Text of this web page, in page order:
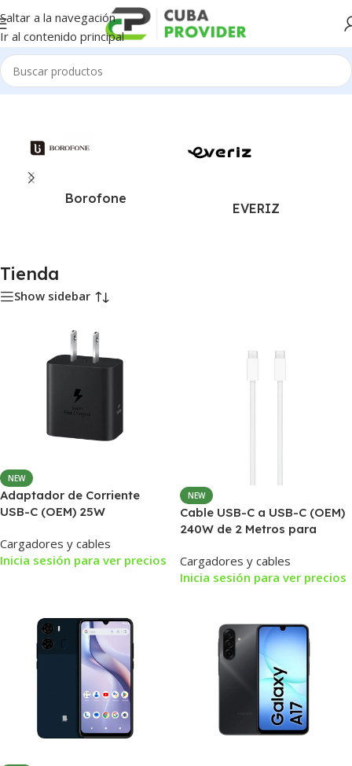
Saltar a la navegación
Ir al contenido principal
Inicio/Tienda
Borofone
EVERIZ
Tienda
Show sidebar
NEW
Adaptador de Corriente
USB-C (OEM) 25W
Cargador de Pared Carga
Rápida
Cargadores y cables
Inicia sesión para ver precios
NEW
Cable USB-C a USB-C (OEM)
240W de 2 Metros para
Rápida
Cargadores y cables
Inicia sesión para ver precios